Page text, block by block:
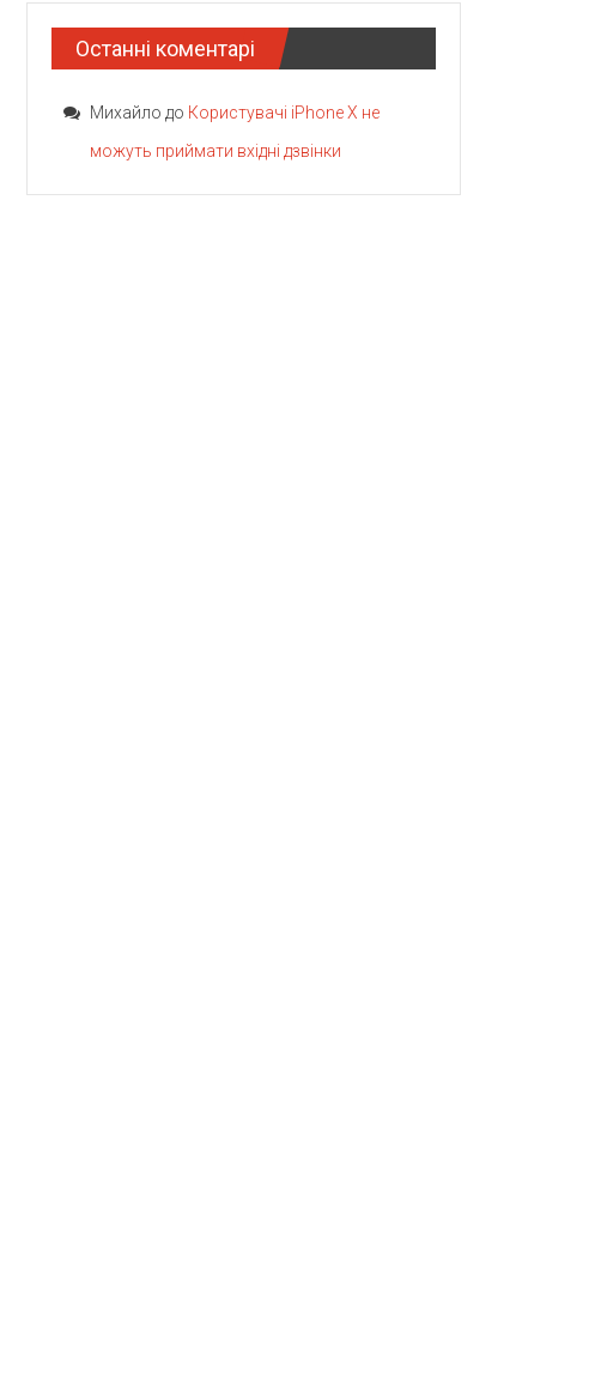
Останні коментарі
Михайло до Користувачі iPhone X не
можуть приймати вхідні дзвінки